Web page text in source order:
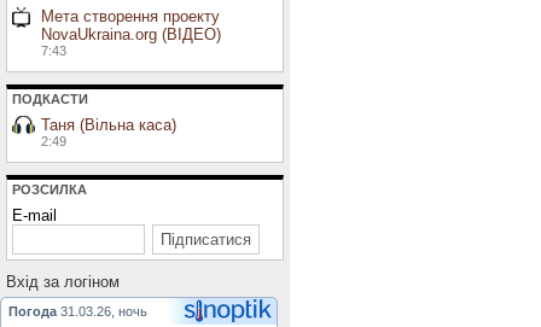
Мета створення проекту
NovaUkraina.org (ВІДЕО)
7:43
ПОДКАСТИ
Таня (Вільна каса)
2:49
РОЗСИЛКА
E-mail
Вхiд за логiном
Погода 31.03.26, ночь